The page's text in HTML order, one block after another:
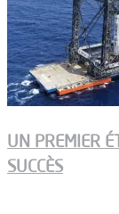
UN PREMIER
SUCCÈS